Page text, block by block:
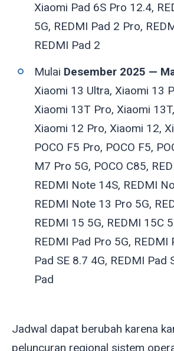
Xiaomi Pad 6S Pro 12.4,
5G, REDMI Pad 2 Pro,
REDMI Pad 2
Mulai Desember 2025 —
Xiaomi 13 Ultra, Xiaomi 13
Xiaomi 13T Pro, Xiaomi
Xiaomi 12 Pro, Xiaomi 12,
POCO F5 Pro, POCO F5,
M7 Pro 5G, POCO C85,
REDMI Note 14S, REDMI
REDMI Note 13 Pro 5G,
REDMI 15 5G, REDMI 15C
REDMI Pad Pro 5G, REDMI
Pad SE 8.7 4G, REDMI Pad
Pad
Jadwal dapat berubah karena
peluncuran regional sistem